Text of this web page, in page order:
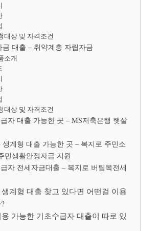
대상 및 자격조건
금 대출 – 취약계층 자립자금
소개
대상 및 자격조건
자 대출 가능한 곳 – MS저축은행 햇살
생계형 대출 가능한 곳 – 복지로 주민소
민생활안정자금 지원
자 전세자금대출 – 복지로 버팀목전세
계형 대출 찾고 있다면 어떤걸 이용
가능한 기초수급자 대출이 따로 있